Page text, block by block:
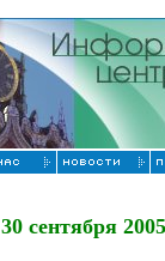
30 сентября 2005